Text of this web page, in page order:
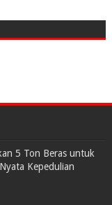
5 Ton Beras untuk
Kepedulian